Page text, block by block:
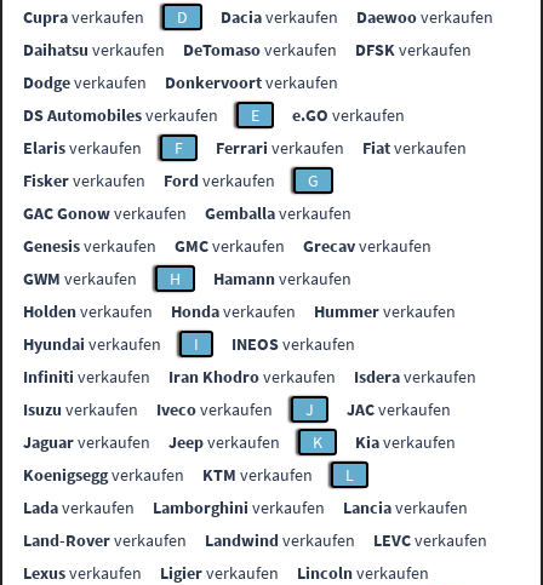
Cupraverkaufen D Daciaverkaufen Daewooverkaufen
Daihatsu verkaufen DeTomasoverkaufen DFSKverkaufen
Dodgeverkaufen Donkervoortverkaufen
DS Automobilesverkaufen E e.GO verkaufen
Elarisverkaufen F Ferrari verkaufen Fiatverkaufen
Fiskerverkaufen Fordverkaufen
G
GAC Gonowverkaufen Gemballaverkaufen
Genesisverkaufen GMCverkaufen Grecavverkaufen
GWM verkaufen H Hamannverkaufen
Holdenverkaufen Hondaverkaufen Hummerverkaufen
Hyundai verkaufen I INEOSverkaufen
Infiniti verkaufen Iran Khodroverkaufen Isderaverkaufen
Isuzu verkaufen Ivecoverkaufen J JACverkaufen
Jaguarverkaufen Jeepverkaufen K Kiaverkaufen
Koenigseggverkaufen KTM verkaufen
L
Ladaverkaufen Lamborghini verkaufen Lanciaverkaufen
Land-Roververkaufen Landwindverkaufen LEVCverkaufen
Lexusverkaufen Ligierverkaufen Lincolnverkaufen